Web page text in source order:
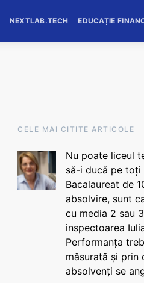
NEXTLAB.TECH EDUCAȚIE
CELE MAI CITITE ARTICOLE
Nu poate liceul
să-i ducă pe toți
Bacalaureat de
absolvire, sunt
cu media 2 sau
inspectoarea
Performanța
măsurată și prin
absolvenți se